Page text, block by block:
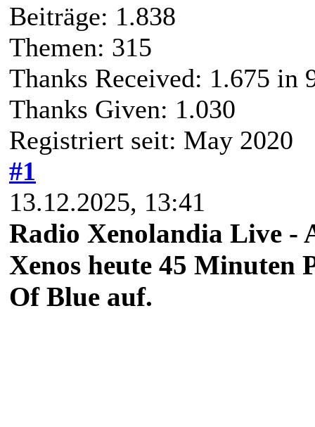
Beiträge: 1.838
Themen: 315
Thanks Received: 1.675 in
Thanks Given: 1.030
Registriert seit: May 2020
#1
13.12.2025, 13:41
Radio Xenolandia Live -
Xenos heute 45 Minuten
Of Blue auf.